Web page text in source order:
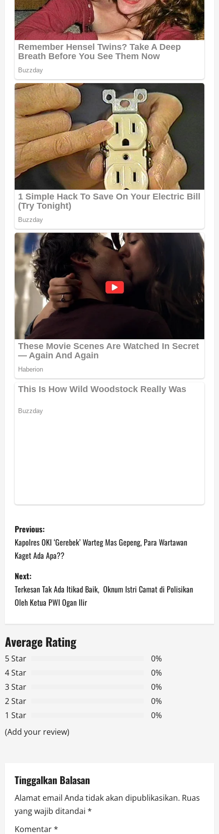
P
o
s
t
n
a
v
i
g
a
t
o
n
Previous:
Kapolres OKI ‘Gerebek’ Warteg Mas Gepeng, Para Wartawan
Kaget Ada Apa??
Next:
Terkesan Tak Ada Itikad Baik, Oknum Istri Camat di Polisikan
Oleh Ketua PWI Ogan Ilir
Average Rating
5 Star
0%
4 Star
0%
3 Star
0%
2 Star
0%
1 Star
0%
(Add your review)
Tinggalkan Balasan
Alamat email Anda tidak akan dipublikasikan. Ruas
yang wajib ditandai *
Komentar*